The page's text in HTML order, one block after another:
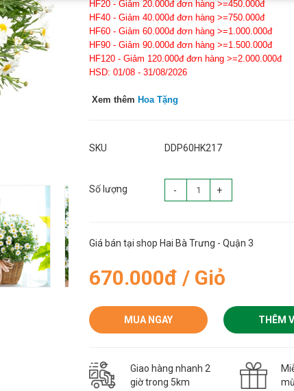
HF20 - Giảm 20.000đ đơn hàng >=450.000đ
HF40 - Giảm 40.000đ đơn hàng >=750.000đ
HF60 - Giảm 60.000đ đơn hàng >=1.000.000đ
HF90 - Giảm 90.000đ đơn hàng >=1.500.000đ
HF120 - Giảm 120.000đ đơn hàng >=2.000.000đ
HSD: 01/08 - 31/08/2026
Xem thêm Hoa Tặng
SKU DDP60HK217
Số lượng - +
Giá bán tại shop Hai Bà Trưng - Quận 3
670.000đ / Giỏ
MUA NGAY THÊM
Giao hàng nhanh 2
giờ trong 5km